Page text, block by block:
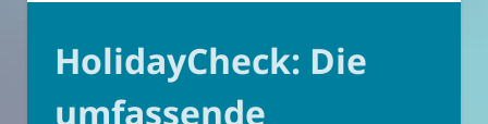
HolidayCheck: Die
umfassende